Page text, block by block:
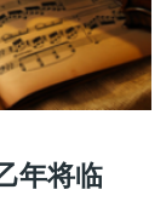
年将临